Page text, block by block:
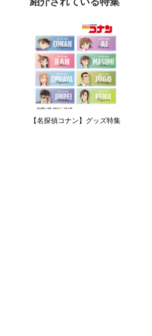
【名探偵コナン】グッズ特集